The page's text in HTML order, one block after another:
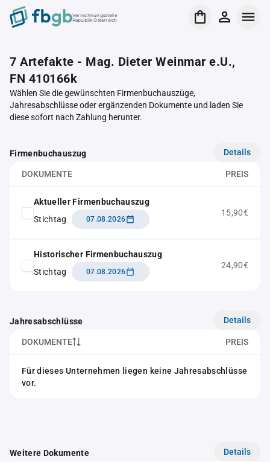
Verrechnungsstelle
Republik Österreich
7 Artefakte - Mag. Dieter Weinmar e.U.,
FN 410166k
Wählen Sie die gewünschten Firmenbuchauszüge,
Jahresabschlüsse oder ergänzenden Dokumente und laden Sie
diese sofort nach Zahlung herunter.
Firmenbuchauszug Details
DOKUMENTE PREIS
Aktueller Firmenbuchauszug
Stichtag
07.08.2026
15,90€
Historischer Firmenbuchauszug
Stichtag
07.08.2026
24,90€
Jahresabschlüsse Details
DOKUMENTE PREIS
Für dieses Unternehmen liegen keine Jahresabschlüsse
vor.
Weitere Dokumente Details